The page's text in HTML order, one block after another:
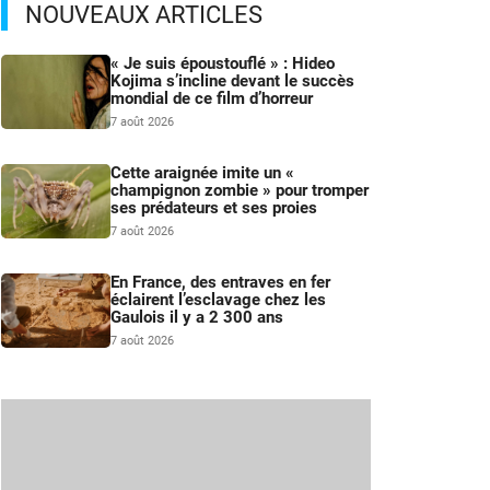
NOUVEAUX ARTICLES
« Je suis époustouflé » : Hideo
Kojima s’incline devant le succès
mondial de ce film d’horreur
7 août 2026
Cette araignée imite un «
champignon zombie » pour tromper
ses prédateurs et ses proies
7 août 2026
En France, des entraves en fer
éclairent l’esclavage chez les
Gaulois il y a 2 300 ans
7 août 2026